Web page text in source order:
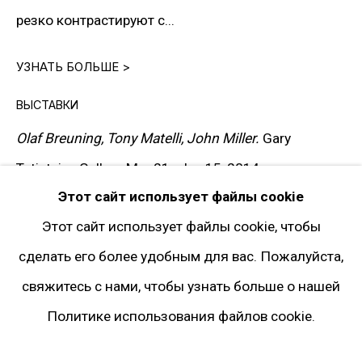
Twitter
Pinterest
Artsy
Подписка на рассылку
* принадлежит компании Meta, признанной
экстремистской и запрещённой на территории
РФ
Политика конфиденциальности
Этот сайт использует файлы cookie
Этот сайт использует файлы cookie, чтобы
сделать его более удобным для вас. Пожалуйста,
свяжитесь с нами, чтобы узнать больше о нашей
Политике использования файлов cookie.
резко контрастируют с...
УЗНАТЬ БОЛЬШЕ >
ВЫСТАВКИ
Olaf Breuning, Tony Matelli, John Miller. Gary
Tatintsian Gallery, Mar 21–Jun 15, 2014